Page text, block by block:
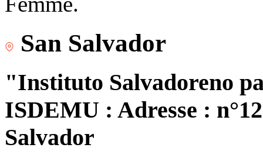
San Salvador
"Instituto Salvadoreno
ISDEMU : Adresse :
Salvador